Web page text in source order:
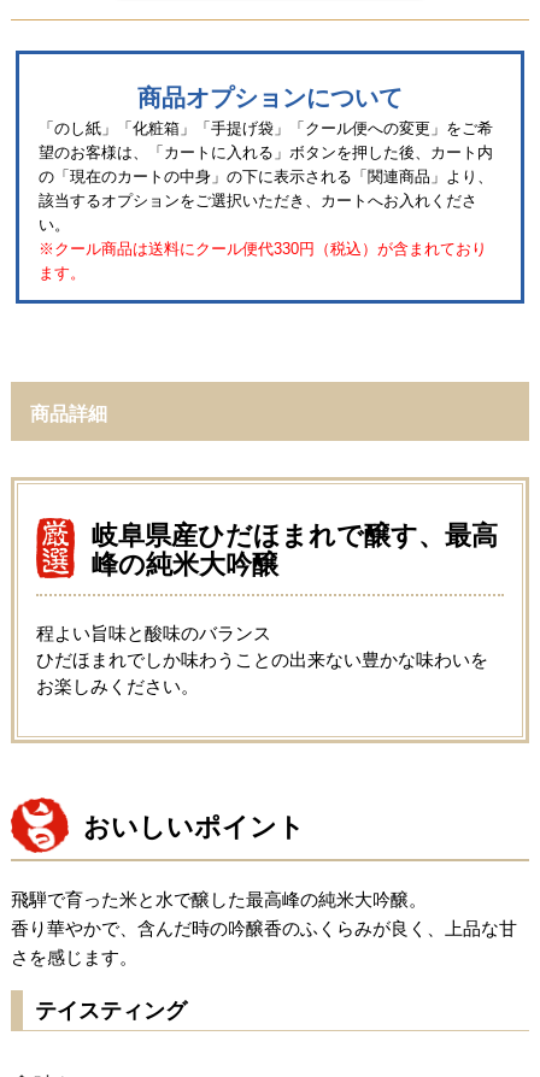
商品オプションについて
「のし紙」「化粧箱」「手提げ袋」「クール便への変更」をご希
望のお客様は、「カートに入れる」ボタンを押した後、カート内
の「現在のカートの中身」の下に表示される「関連商品」より、
該当するオプションをご選択いただき、カートへお入れくださ
い。
※クール商品は送料にクール便代330円（税込）が含まれており
ます。
商品詳細
岐阜県産ひだほまれで醸す、最高
峰の純米大吟醸
程よい旨味と酸味のバランス
ひだほまれでしか味わうことの出来ない豊かな味わいを
お楽しみください。
おいしいポイント
飛騨で育った米と水で醸した最高峰の純米大吟醸。
香り華やかで、含んだ時の吟醸香のふくらみが良く、上品な甘
さを感じます。
テイスティング